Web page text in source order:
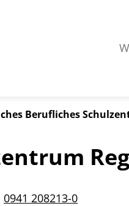
Berufliches
0941 208213-0